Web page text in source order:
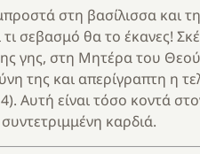
στη βασίλισσα και
τι σεβασμό θα το έκανες!
γης, στη Μητέρα του Θεού
της και απερίγραπτη η
Αυτή είναι τόσο κοντά
καρδιά.